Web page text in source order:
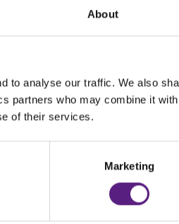
About
to analyse our traffic. We also
partners who may combine it with
of their services.
Marketing